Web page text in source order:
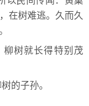
在树难逃。久而久
树就长得特别茂
的子孙。